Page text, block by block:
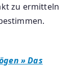
zu ermitteln
» Das